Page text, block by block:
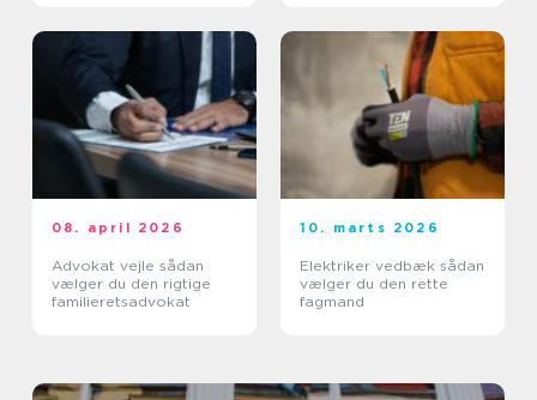
08. april 2026
Advokat vejle sådan
vælger du den rigtige
familieretsadvokat
10. marts 2026
Elektriker vedbæk sådan
vælger du den rette
fagmand